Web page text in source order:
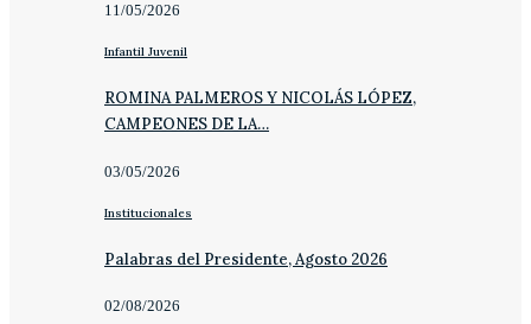
11/05/2026
Infantil Juvenil
ROMINA PALMEROS Y NICOLÁS LÓPEZ,
CAMPEONES DE LA…
03/05/2026
Institucionales
Palabras del Presidente, Agosto 2026
02/08/2026